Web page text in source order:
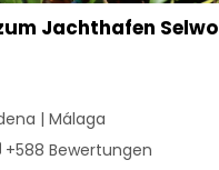
Jachthafen Selwo
| Málaga
+588 Bewertungen